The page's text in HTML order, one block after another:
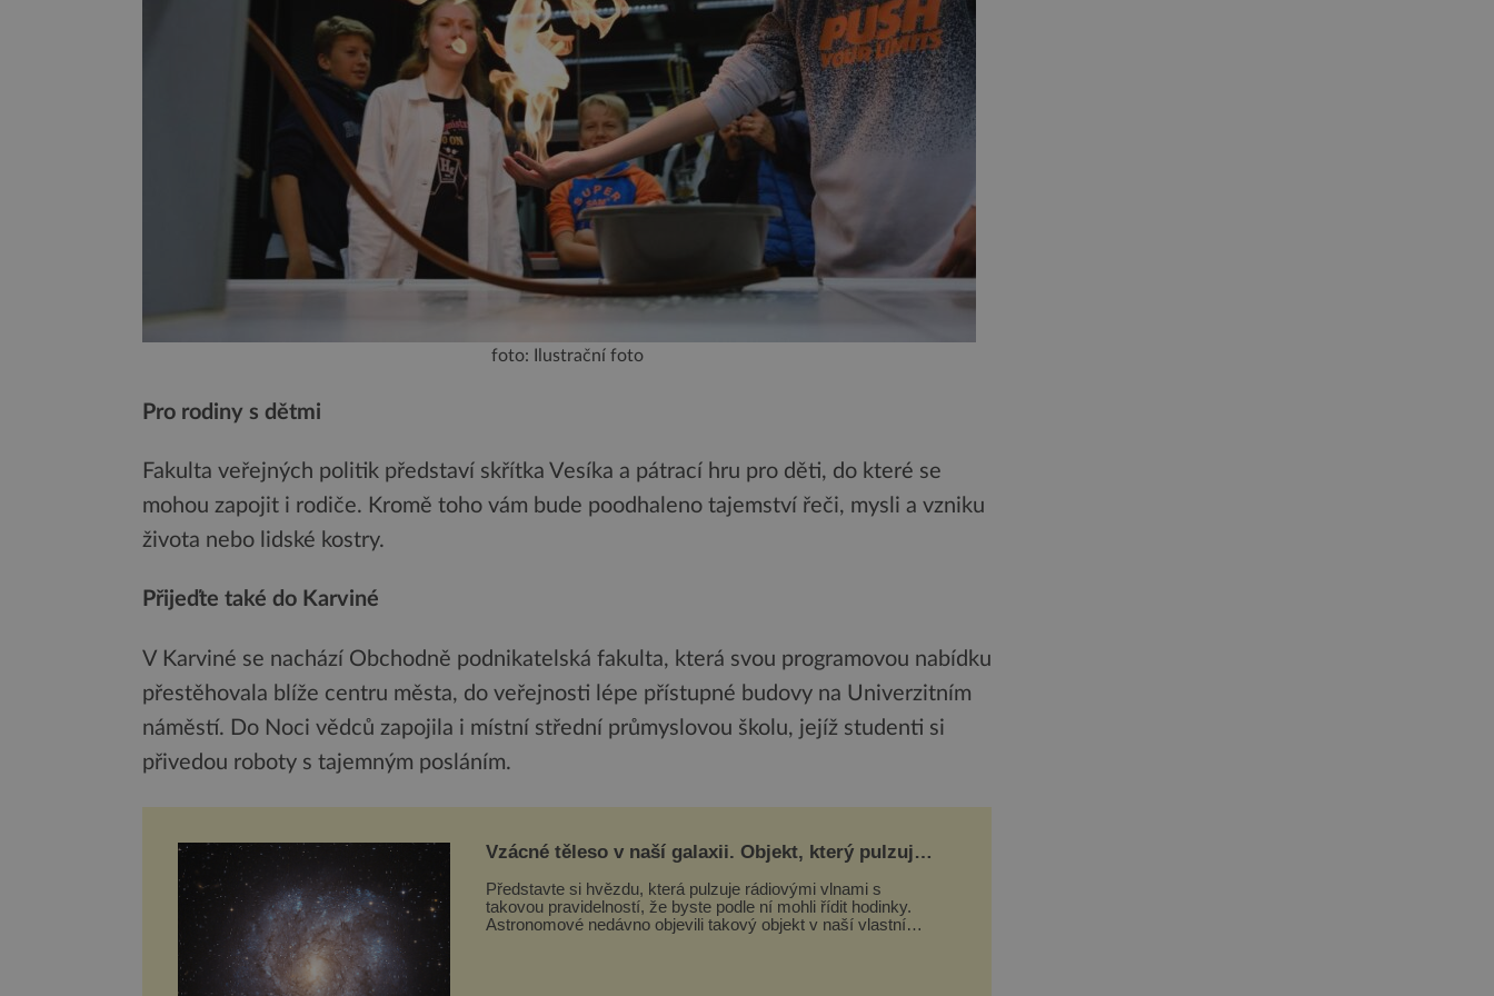
foto: Ilustrační foto
Pro rodiny s dětmi
Fakulta veřejných politik představí skřítka Vesíka a pátrací hru pro děti, do které se
mohou zapojit i rodiče. Kromě toho vám bude poodhaleno tajemství řeči, mysli a vzniku
života nebo lidské kostry.
Přijeďte také do Karviné
V Karviné se nachází Obchodně podnikatelská fakulta, která svou programovou nabídku
přestěhovala blíže centru města, do veřejnosti lépe přístupné budovy na Univerzitním
náměstí. Do Noci vědců zapojila i místní střední průmyslovou školu, jejíž studenti si
přivedou roboty s tajemným posláním.
Vzácné těleso v naší galaxii. Objekt, který pulzuje
Představte si hvězdu, která pulzuje rádiovými vlnami s
takovou pravidelností, že byste podle ní mohli řídit hodinky.
Astronomové nedávno objevili takový objekt v naší vlastní